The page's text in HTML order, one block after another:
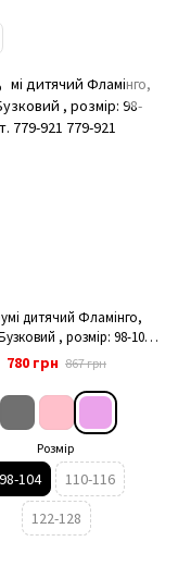
дитячий Фламінго,
, розмір: 98-104,
арт. 779-921
780 грн 867 грн
Розмір
98-104
110-116
122-128